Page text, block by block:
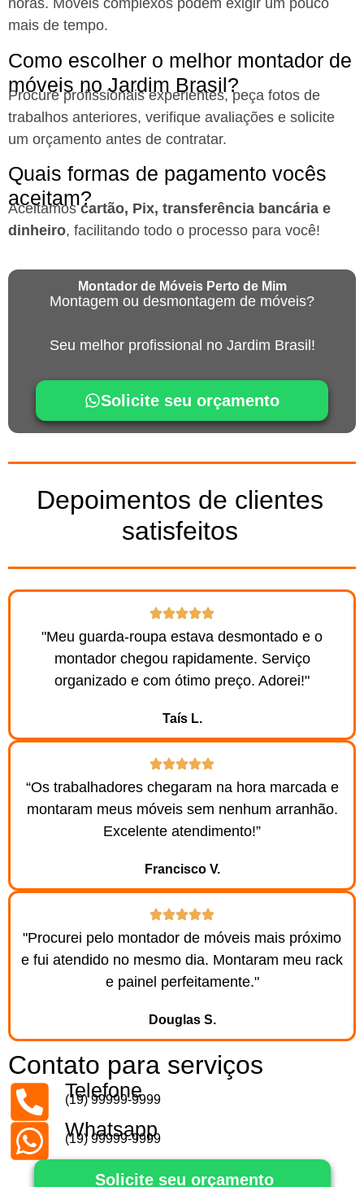
mais de tempo.
Como escolher o melhor montador de
móveis no Jardim Brasil?
Procure profissionais experientes, peça fotos de
trabalhos anteriores, verifique avaliações e solicite
um orçamento antes de contratar.
Quais formas de pagamento vocês
aceitam?
Aceitamoscartão, Pix, transferência bancária e
dinheiro, facilitando todo o processo para você!
Montador de Móveis Perto de Mim
Montagem ou desmontagem de móveis?
Seu melhor profissional no Jardim Brasil!
Solicite seu orçamento
Depoimentos de clientes
satisfeitos
"Meu guarda-roupa estava desmontado e o
montador chegou rapidamente. Serviço
organizado e com ótimo preço. Adorei!"
Taís L.
“Os trabalhadores chegaram na hora marcada e
montaram meus móveis sem nenhum arranhão.
Excelente atendimento!”
Francisco V.
"Procurei pelo montador de móveis mais próximo
e fui atendido no mesmo dia. Montaram meu rack
e painel perfeitamente."
Douglas S.
Contato para serviços
Telefone
(19) 99999-9999
Whatsapp
(19) 99999-9999
Solicite seu orçamento